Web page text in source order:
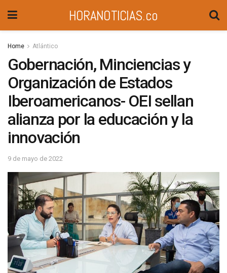
HORANOTICIAS.co
Home Atlántico
Gobernación, Minciencias y
Organización de Estados
Iberoamericanos- OEI sellan
alianza por la educación y la
innovación
9 de mayo de 2022